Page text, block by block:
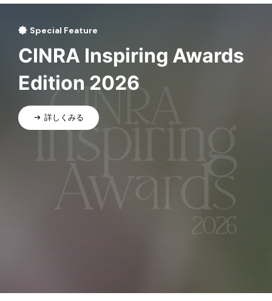
Special Feature
CINRA Inspiring Awards
Edition 2026
詳しくみる